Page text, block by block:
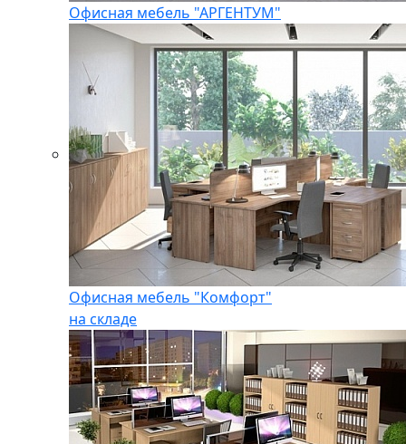
Офисная мебель "АРГЕНТУМ"
Офисная мебель "Комфорт"
на складе